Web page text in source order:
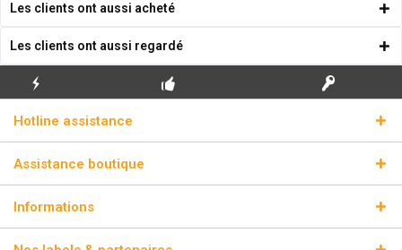
Les clients ont aussi acheté
Les clients ont aussi regardé
ÉCLAIR
Hotline assistance
Assistance boutique
Informations